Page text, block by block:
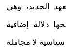
الجديد، وهي
دلالة إضافية
لا مجاملة